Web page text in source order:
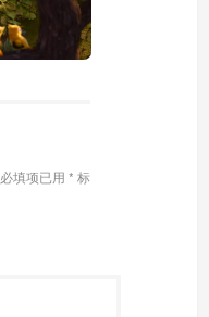
必填项已用 * 标